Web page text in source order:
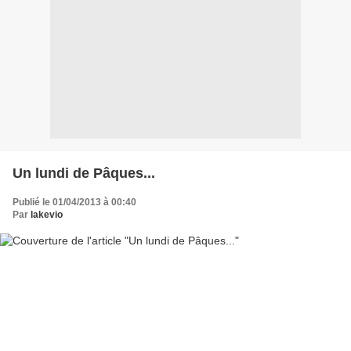
Un lundi de Pâques...
Publié le 01/04/2013 à 00:40
Par lakevio